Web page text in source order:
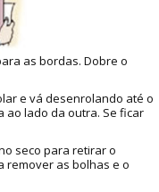
as bordas. Dobre o
e vá desenrolando até o
ao lado da outra. Se ficar
seco para retirar o
remover as bolhas e o